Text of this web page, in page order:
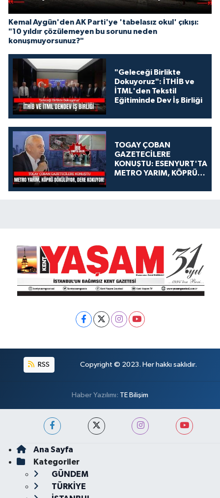
Kemal Aygün'den AK Parti'ye 'tabelasız okul' çıkışı:
"10 yıldır çözülemeyen bu sorunu neden
konuşmuyorsunuz?"
"Geleceği Birlikte
Dokuyoruz": İTHİB ve
İTML'den Tekstil
Eğitiminde Dev İş Birliği
TOGAY ÇOBAN
GAZETECİLERE
KONUŞTU: ESENYURT'TA
METRO YARIM, KÖPRÜ
KOKUYOR!
RSS Copyright © 2023. Her hakkı saklıdır.
Haber Yazılımı: TE Bilişim
Ana Sayfa
Kategoriler
GÜNDEM
TÜRKİYE